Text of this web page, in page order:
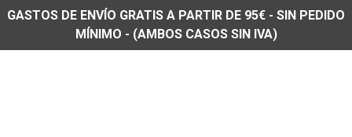
GASTOS DE ENVÍO GRATIS A PARTIR DE 95€ - SIN PEDIDO
MÍNIMO - (AMBOS CASOS SIN IVA)